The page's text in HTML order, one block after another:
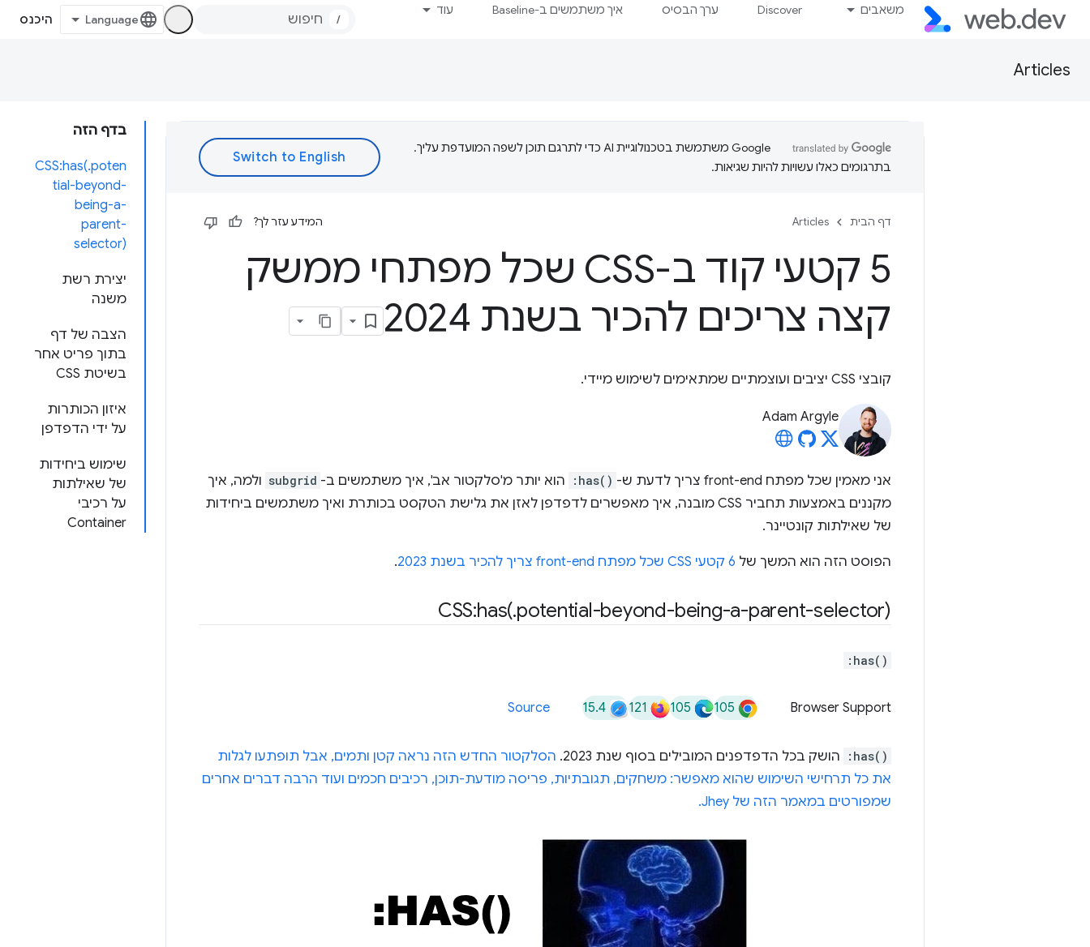
משאבים Discover ערך הבסיס איך משתמשים ב-Baseline עוד
/ היכנס
Articles
בדף הזה
CSS:has(.poten
tial-beyond-
being-a-
parent-
selector)
יצירת רשת
משנה
הצבה של דף
בתוך פריט אחר
בשיטת CSS
איזון הכותרות
על ידי הדפדפן
שימוש ביחידות
של שאילתות
על רכיבי
Container
‫Google משתמשת בטכנולוגיית AI כדי לתרגם תוכן לשפה המועדפת עליך.
בתרגומים כאלו עשויות להיות שגיאות.
דף הבית Articles המידע עזר לך?
5 קטעי קוד ב-CSS שכל מפתחי ממשק
קצה צריכים להכיר בשנת 2024
קובצי CSS יציבים ועוצמתיים שמתאימים לשימוש מיידי.
Adam Argyle
אני מאמין שכל מפתח front-end צריך לדעת ש- :has() הוא יותר מ'סלקטור אב', איך משתמשים ב- subgrid ולמה, איך
מקננים באמצעות תחביר CSS מובנה, איך מאפשרים לדפדפן לאזן את גלישת הטקסט בכותרת ואיך משתמשים ביחידות
של שאילתות קונטיינר.
הפוסט הזה הוא המשך של 6 קטעי CSS שכל מפתח front-end צריך להכיר בשנת 2023 .
CSS:has(.potential-beyond-being-a-parent-selector)
:has()
Browser Support
105
105
121
15.4
Source
:has() הושק בכל הדפדפנים המובילים בסוף שנת 2023.
הסלקטור החדש הזה נראה קטן ותמים, אבל תופתעו לגלות
את כל תרחישי השימוש שהוא מאפשר: משחקים, תגובתיות, פריסה מודעת-תוכן, רכיבים חכמים ועוד הרבה דברים אחרים
שמפורטים במאמר הזה של Jhey.